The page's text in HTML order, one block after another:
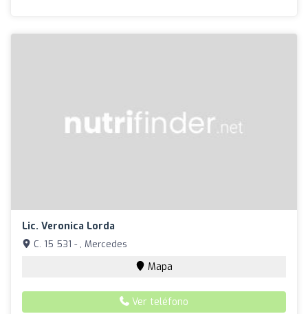
Lic. Veronica Lorda
C. 15 531 - , Mercedes
Mapa
Ver teléfono